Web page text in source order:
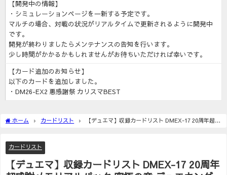
【開発中の情報】
・シミュレーションページを一新する予定です。
マルチの場合、対戦の状況がリアルタイムで更新されるように開発中
です。
開発が終わりましたらメンテナンスの告知を行います。
少し時間がかかるかもしれませんがお待ちいただければ幸いです。
【カード追加のお知らせ】
以下のカードを追加しました。
・DM26-EX2 悪感謝祭 カリスマBEST
ホーム カードリスト
【デュエマ】収録カードリスト DMEX-17 20周年超感
カードリスト
【デュエマ】収録カードリスト DMEX-17 20周年